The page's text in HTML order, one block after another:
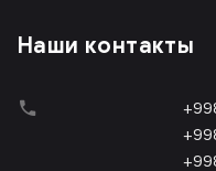
Наши контакты